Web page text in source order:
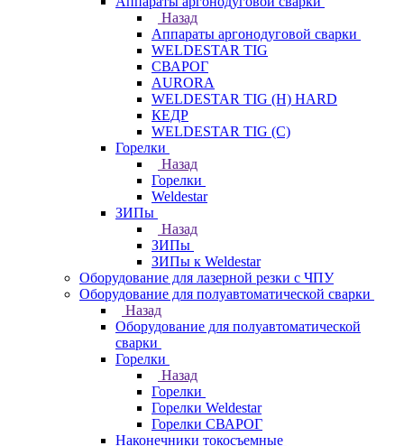
Назад
Аппараты аргонодуговой сварки
WELDESTAR TIG
СВАРОГ
AURORA
WELDESTAR TIG (H) HARD
КЕДР
WELDESTAR TIG (С)
Горелки
Назад
Горелки
Weldestar
ЗИПы
Назад
ЗИПы
ЗИПы к Weldestar
Оборудование для лазерной резки с ЧПУ
Оборудование для полуавтоматической сварки
Назад
Оборудование для полуавтоматической
сварки
Горелки
Назад
Горелки
Горелки Weldestar
Горелки СВАРОГ
Наконечники токосъемные